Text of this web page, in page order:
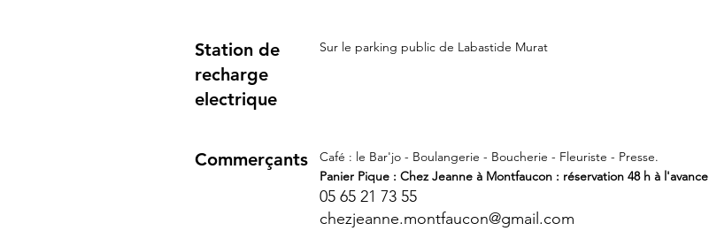
Station de
recharge
electrique
Sur le parking public de Labastide Murat
Commerçants
Café : le Bar'jo - Boulangerie - Boucherie - Fleuriste - Presse.
Panier Pique : Chez Jeanne à Montfaucon : réservation 48 h à l'avance
05 65 21 73 55
chezjeanne.montfaucon@gmail.com